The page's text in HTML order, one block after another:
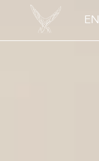
EN